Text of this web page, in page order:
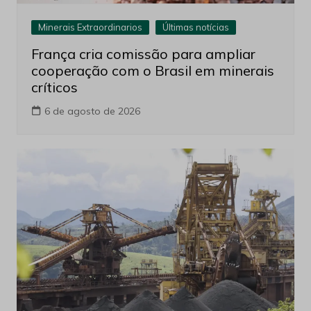
Minerais Extraordinarios Últimas notícias
França cria comissão para ampliar
cooperação com o Brasil em minerais
críticos
6 de agosto de 2026